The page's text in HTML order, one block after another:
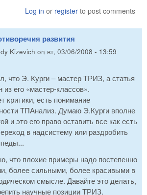
Log in or register to post comments
развития
Kizevich on вт, 03/06/2008 - 13:59
что Э. Курги – мастер ТРИЗ, а статья
из его «мастер-классов».
критики, есть понимание
ТПАнализ. Думаю Э.Курги вполне
и это его право оставить все как есть
в надсистему или раздробить
что плохие примеры надо постепенно
более сильными, более красивыми в
смысле. Давайте это делать,
научные позиции ТРИЗ.